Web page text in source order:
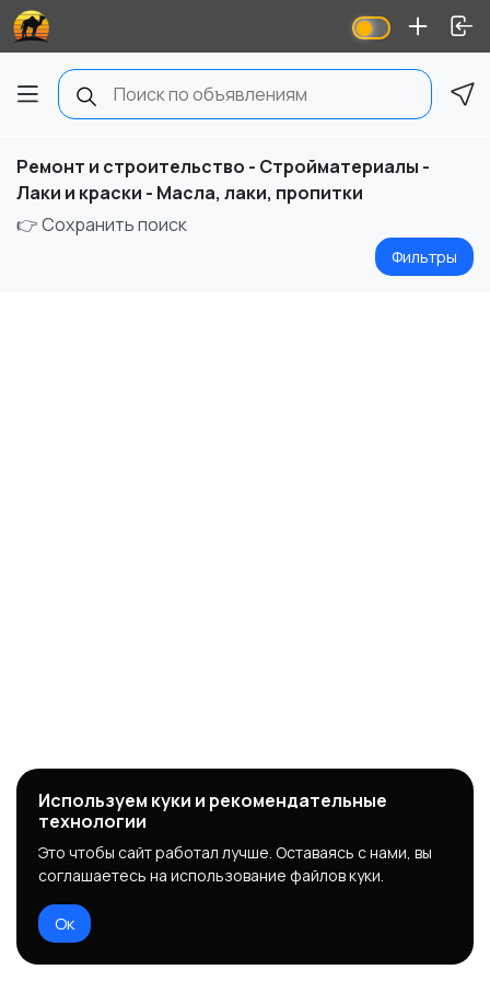
Ремонт и строительство - Стройматериалы -
Лаки и краски - Масла, лаки, пропитки
👉 Сохранить поиск
Фильтры
Используем куки и рекомендательные
технологии
Это чтобы сайт работал лучше. Оставаясь с нами, вы
соглашаетесь на использование файлов куки.
Ок